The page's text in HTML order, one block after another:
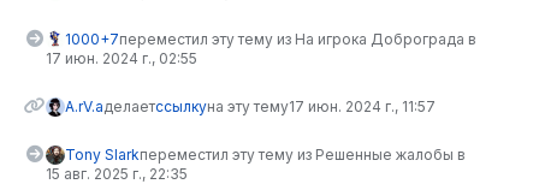
1000+7переместил эту тему из На игрока Доброграда в
17 июн. 2024 г., 02:55
A.rV.aделаетссылкуна эту тему17 июн. 2024 г., 11:57
Tony Slarkпереместил эту тему из Решенные жалобы в
15 авг. 2025 г., 22:35